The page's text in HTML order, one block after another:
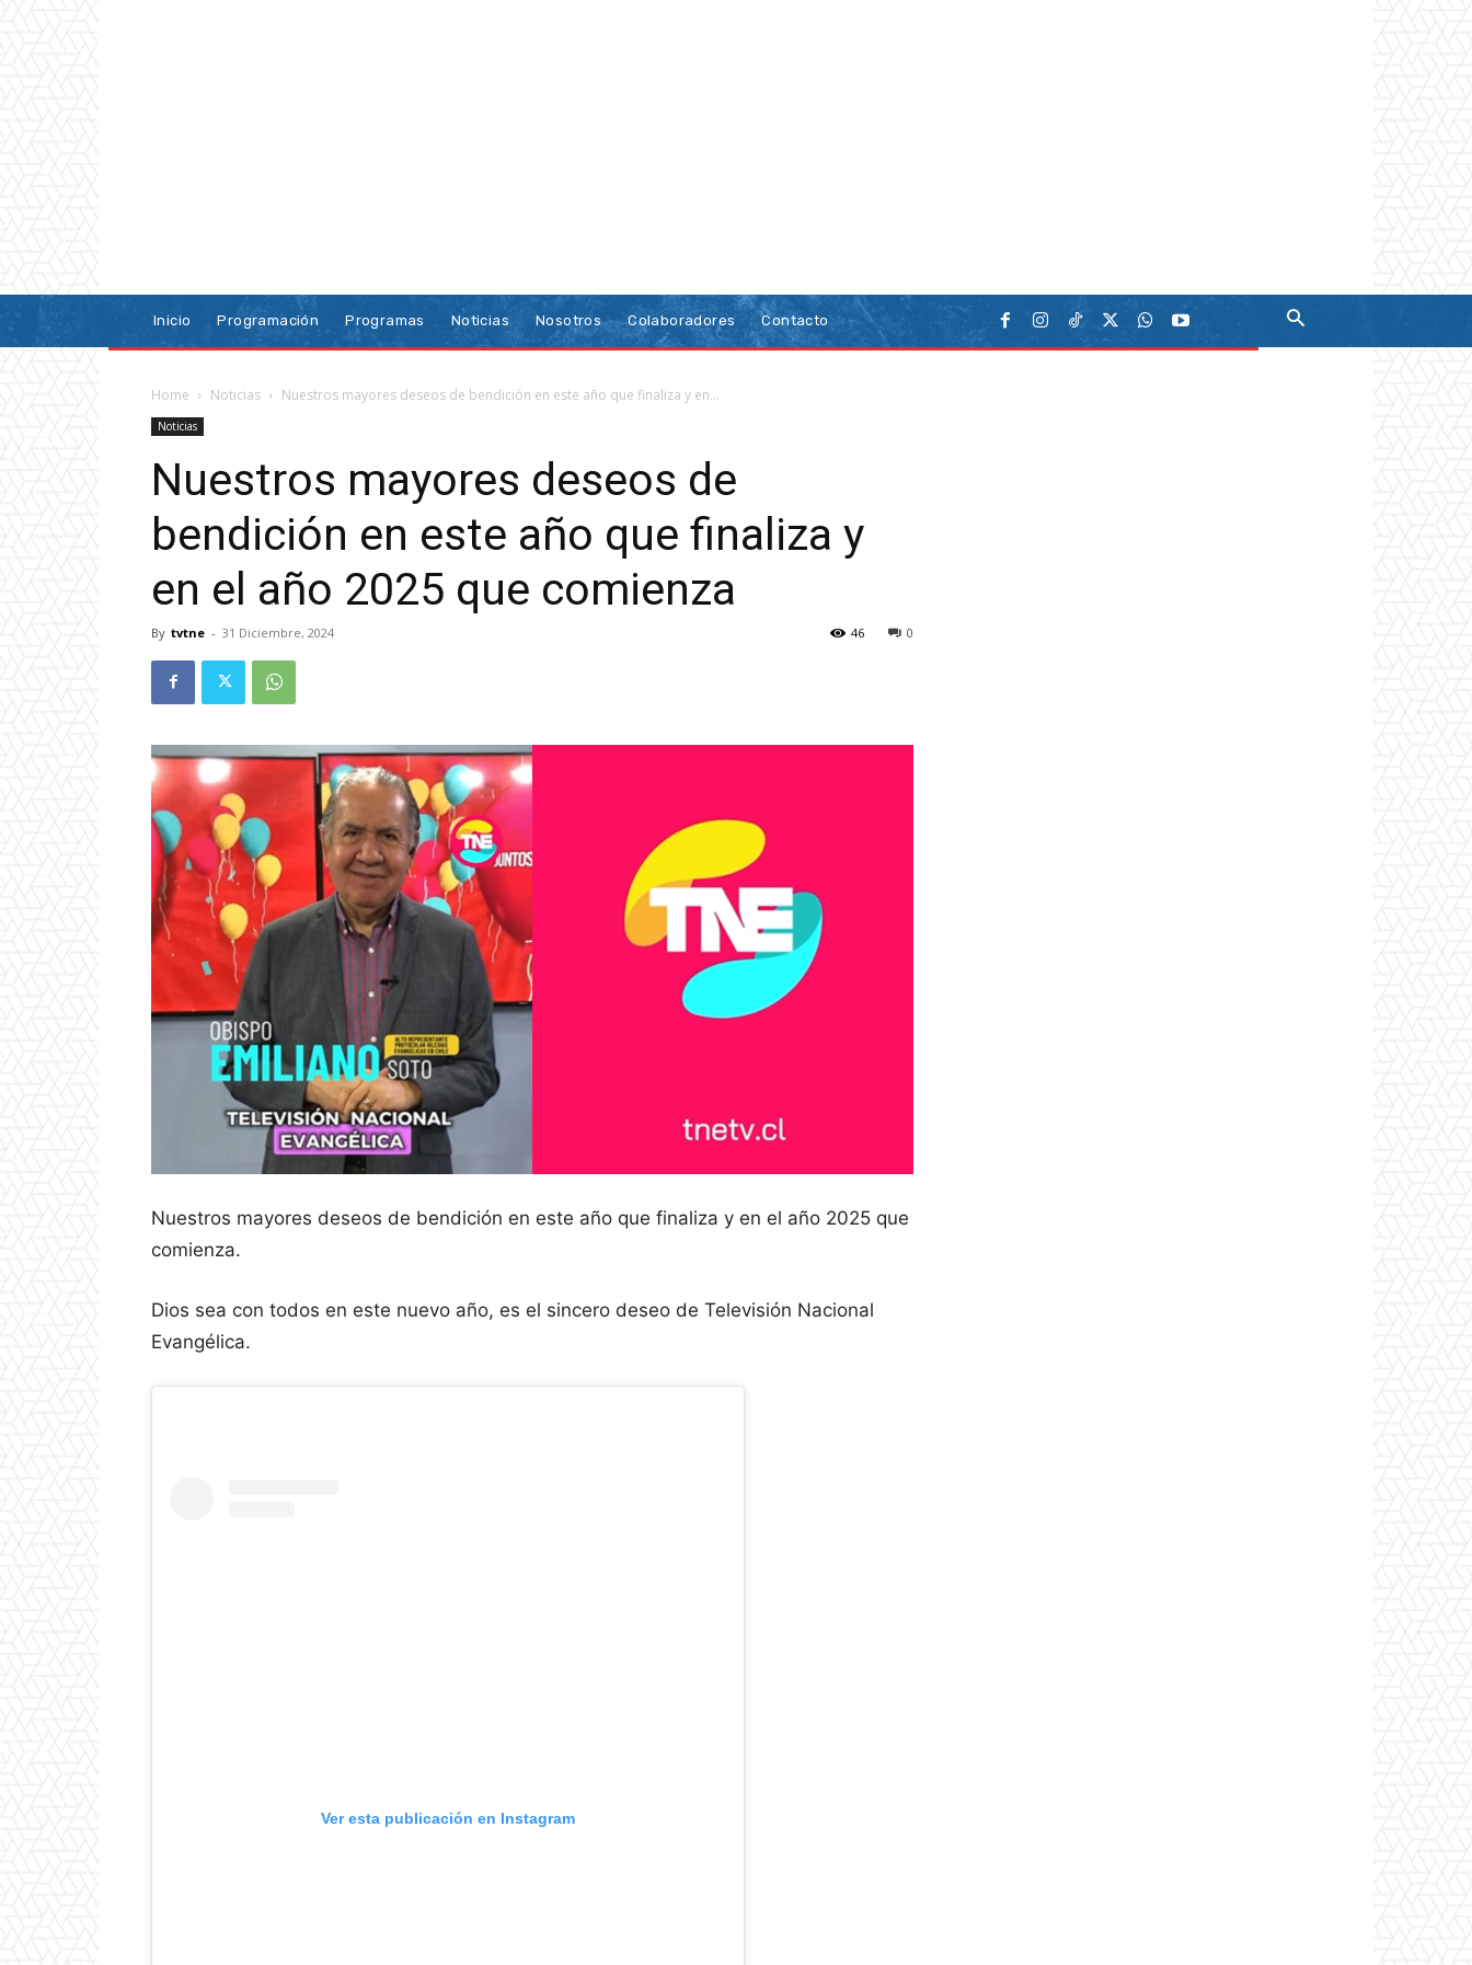
Inicio Programación Programas Noticias Nosotros Colaboradores Contacto
Home Noticias Nuestros mayores deseos de bendición en este año que finaliza y en...
Noticias
Nuestros mayores deseos de
bendición en este año que finaliza y
en el año 2025 que comienza
By tvtne - 31 Diciembre, 2024 0
46
Nuestros mayores deseos de bendición en este año que finaliza y en el año 2025 que
comienza.
Dios sea con todos en este nuevo año, es el sincero deseo de Televisión Nacional
Evangélica.
Ver esta publicación en Instagram